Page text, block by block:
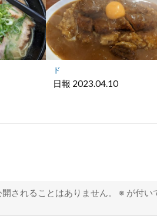
ド
日報 2023.04.10
されることはありません。 ※ が付い